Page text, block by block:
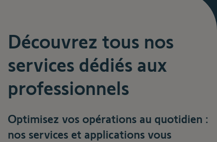
Découvrez tous nos
services dédiés aux
professionnels
Optimisez vos opérations au quotidien :
nos services et applications vous